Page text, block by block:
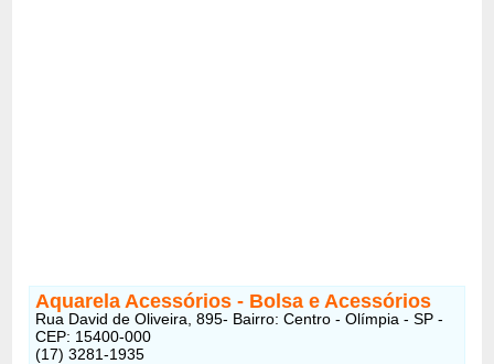
Aquarela Acessórios - Bolsa e Acessórios
Rua David de Oliveira, 895- Bairro: Centro - Olímpia - SP -
CEP: 15400-000
(17) 3281-1935